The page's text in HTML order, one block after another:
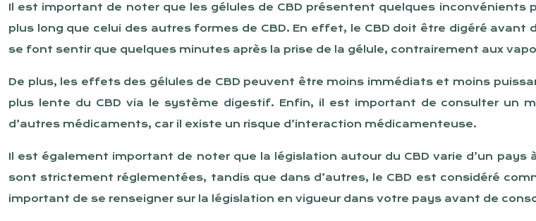
Il est important de noter que les gélules de CBD présentent quelques inconvénients
plus long que celui des autres formes de CBD. En effet, le CBD doit être digéré
se font sentir que quelques minutes après la prise de la gélule, contrairement aux
De plus, les effets des gélules de CBD peuvent être moins immédiats et moins
plus lente du CBD via le système digestif. Enfin, il est important de consulter un
d’autres médicaments, car il existe un risque d’interaction médicamenteuse.
Il est également important de noter que la législation autour du CBD varie d’un
sont strictement réglementées, tandis que dans d’autres, le CBD est considéré
important de se renseigner sur la législation en vigueur dans votre pays avant de